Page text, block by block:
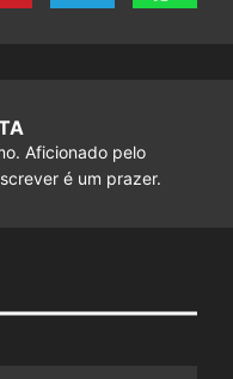
Aficionado pelo
é um prazer.